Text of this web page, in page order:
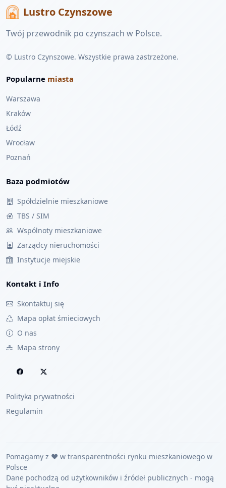
Lustro Czynszowe
Twój przewodnik po czynszach w Polsce.
© Lustro Czynszowe. Wszystkie prawa zastrzeżone.
Popularne miasta
Warszawa
Kraków
Łódź
Wrocław
Poznań
Baza podmiotów
Spółdzielnie mieszkaniowe
TBS / SIM
Wspólnoty mieszkaniowe
Zarządcy nieruchomości
Instytucje miejskie
Kontakt i Info
Skontaktuj się
Mapa opłat śmieciowych
O nas
Mapa strony
Polityka prywatności
Regulamin
Pomagamy z ❤️ w transparentności rynku mieszkaniowego w
Polsce
Dane pochodzą od użytkowników i źródeł publicznych - mogą